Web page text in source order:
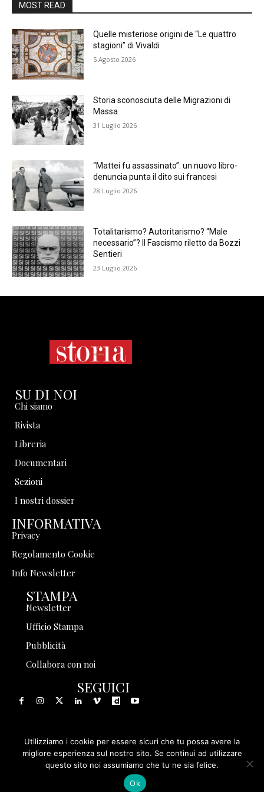
MOST READ
Quelle misteriose origini de “Le quattro
stagioni” di Vivaldi
5 Agosto 2026
Storia sconosciuta delle Migrazioni di
Massa
31 Luglio 2026
“Mattei fu assassinato”: un nuovo libro-
denuncia punta il dito sui francesi
28 Luglio 2026
Totalitarismo? Autoritarismo? “Male
necessario”? Il Fascismo riletto da Bozzi
Sentieri
23 Luglio 2026
SU DI NOI
Chi siamo
Rivista
Libreria
Documentari
Sezioni
I nostri dossier
INFORMATIVA
Privacy
Regolamento Cookie
Info Newsletter
STAMPA
Newsletter
Ufficio Stampa
Pubblicità
Collabora con noi
SEGUICI
© 1999 - 2025 Storia in Rete Srl - Tutti i diritti riservati - P.
IVA 08570971005
Utilizziamo i cookie per essere sicuri che tu possa avere la
migliore esperienza sul nostro sito. Se continui ad utilizzare
questo sito noi assumiamo che tu ne sia felice.
Ok